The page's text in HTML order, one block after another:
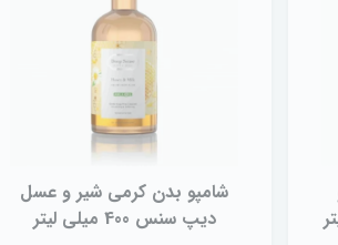
شامپو بدن کرمی شیر‌ و عسل
دیپ سنس 400 میلی لیتر